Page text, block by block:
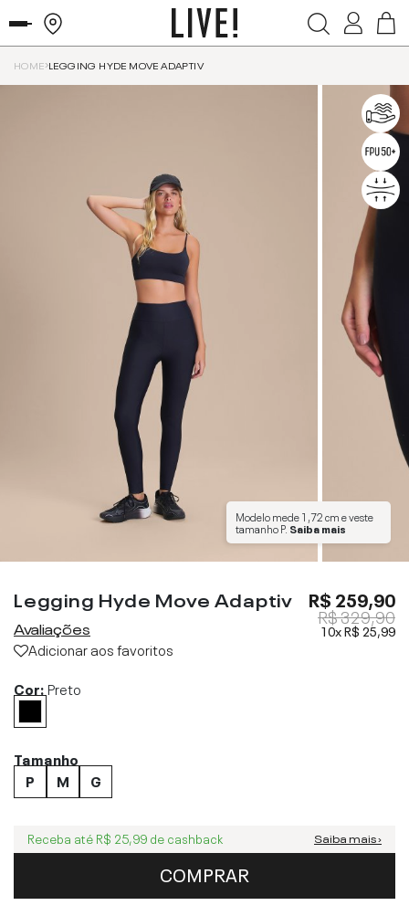
HOME LEGGING HYDE MOVE ADAPTIV
Modelo mede1,72 cme veste
tamanhoP. Saiba mais
Legging Hyde Move Adaptiv
Avaliações
Adicionar aos favoritos
R$ 259,90
R$ 329,90
10xR$ 25,99
Cor:Preto
Tamanho
P
M G
Receba até R$ 25,99 de cashback Saiba mais ›
COMPRAR